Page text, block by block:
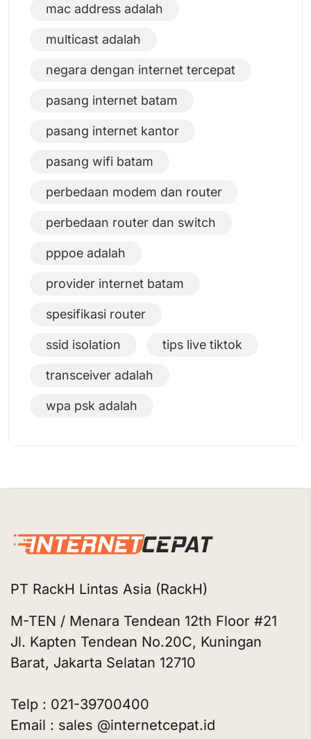
mac address adalah
multicast adalah
negara dengan internet tercepat
pasang internet batam
pasang internet kantor
pasang wifi batam
perbedaan modem dan router
perbedaan router dan switch
pppoe adalah
provider internet batam
spesifikasi router
ssid isolation tips live tiktok
transceiver adalah
wpa psk adalah
PT RackH Lintas Asia (RackH)
M-TEN / Menara Tendean 12th Floor #21
Jl. Kapten Tendean No.20C, Kuningan
Barat, Jakarta Selatan 12710
Telp : 021-39700400
Email : sales @internetcepat.id